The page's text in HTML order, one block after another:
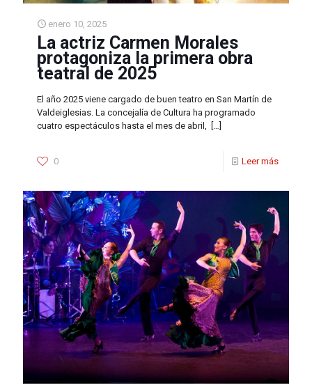
enero 10, 2025
La actriz Carmen Morales
protagoniza la primera obra
teatral de 2025
El año 2025 viene cargado de buen teatro en San Martín de
Valdeiglesias. La concejalía de Cultura ha programado
cuatro espectáculos hasta el mes de abril,
[…]
0 Leer más